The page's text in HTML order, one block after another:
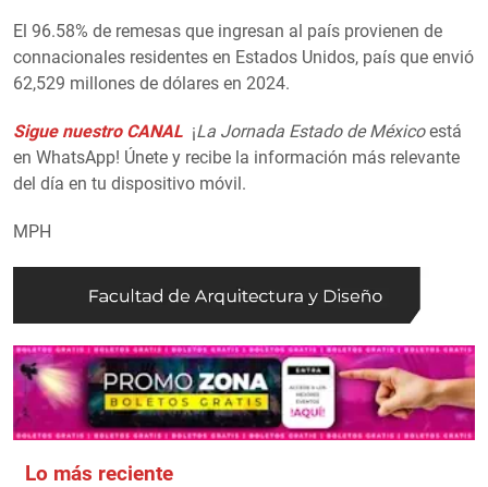
El 96.58% de remesas que ingresan al país provienen de
connacionales residentes en Estados Unidos, país que envió
62,529 millones de dólares en 2024.
Sigue nuestro CANAL ¡La Jornada Estado de Méxicoestá
en WhatsApp! Únete y recibe la información más relevante
del día en tu dispositivo móvil.
MPH
Lo más reciente